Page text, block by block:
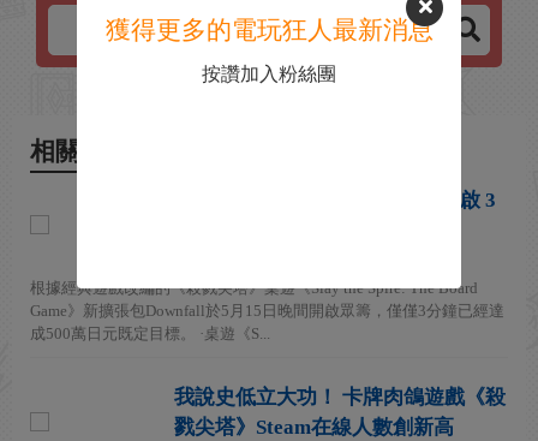
相關新聞
《殺戮尖塔》桌遊擴張包眾籌開啟 3
根據經典遊戲改編的《殺戮尖塔》桌遊《Slay the Spire: The Board
Game》新擴張包Downfall於5月15日晚間開啟眾籌，僅僅3分鐘已經達
成500萬日元既定目標。 ·桌遊《S...
我說史低立大功！ 卡牌肉鴿遊戲《殺
戮尖塔》Steam在線人數創新高
獲得更多的電玩狂人最新消息
按讚加入粉絲團